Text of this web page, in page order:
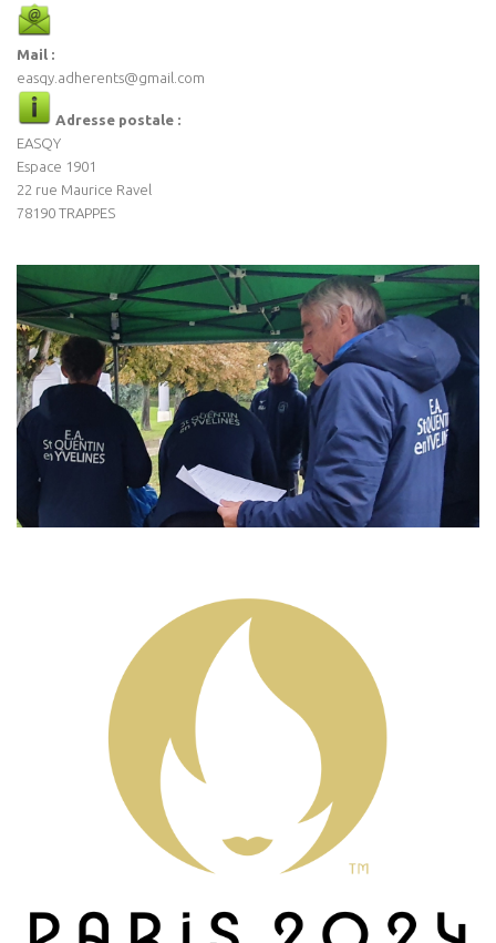
Mail :
easqy.adherents@gmail.com
Adresse postale :
EASQY
Espace 1901
22 rue Maurice Ravel
78190 TRAPPES